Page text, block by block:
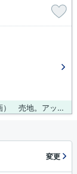
こだわりポイント満載の愛知県犬山市字惣作（A区画） 売地。アップダウンの少ない平坦地です。土地購入をお考えの方に好条件の売地が多数あります。犬山市で土地を探すなら、info@yoshimurafudousan.comからお問い合わせください。吉村不動産販売株式会社では、お電話でのお問い合わせも0120-431-330まで承っております。
変更